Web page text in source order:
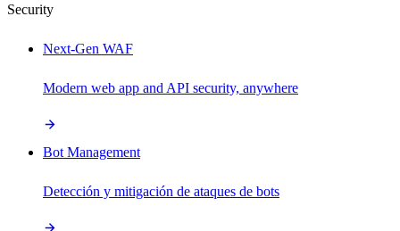
Security
Next-Gen WAF
Modern web app and API security, anywhere
Bot Management
Detección y mitigación de ataques de bots